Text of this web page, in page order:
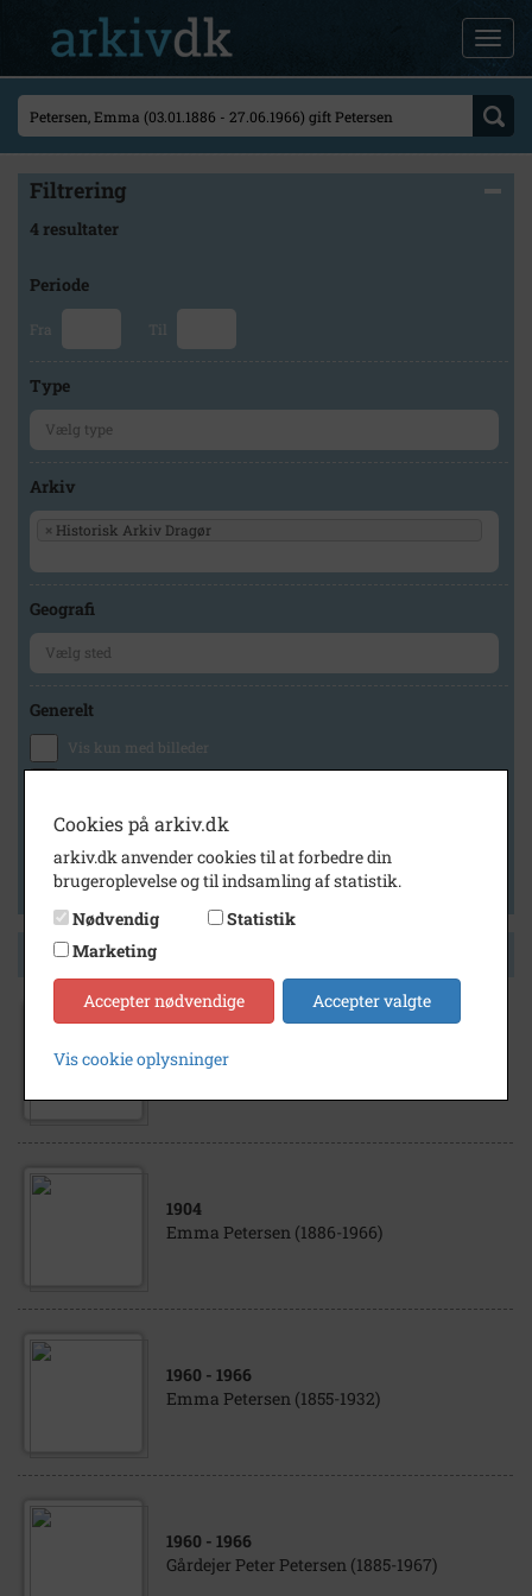
Filtrering
4 resultater
Periode
Fra Til
Type
Arkiv
× Historisk Arkiv Dragør
Geografi
Generelt
Vis kun med billeder
Vis kun med lydklip
Vis kun med kilder
Vis kun med geo-tag
Side 1 af 1
Emma Petersen (1886-1966)
1904
Emma Petersen (1886-1966)
1960 - 1966
Emma Petersen (1855-1932)
1960 - 1966
Gårdejer Peter Petersen (1885-1967)
Cookies på arkiv.dk
arkiv.dk anvender cookies til at forbedre din
brugeroplevelse og til indsamling af statistik.
Nødvendig
Statistik
Marketing
Accepter nødvendige Accepter valgte
Vis cookie oplysninger